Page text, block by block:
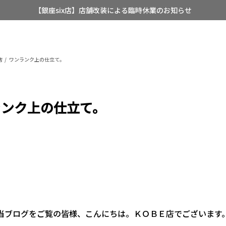
【銀座six店】店舗改装による臨時休業のお知らせ
ワンランク上の仕立て。
ク上の仕立て。
ブログをご覧の皆様、こんにちは。ＫＯＢＥ店でございます。